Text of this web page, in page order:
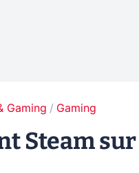
Gaming Gaming
Steam